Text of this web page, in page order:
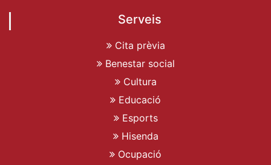
Serveis
Cita prèvia
Benestar social
Cultura
Educació
Esports
Hisenda
Ocupació